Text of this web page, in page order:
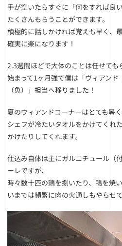
手が空いたらすぐに「何をすれば良
たくさんもらうことができます。
積極的に話しかければ覚えも早く、
確実に楽になります！
2.3週間ほどで大体のことは任せても
始まって1ヶ月強で僕は「ヴィアン
（魚）」担当へ移りました！
夏のヴィアンドコーナーはとても暑
シェフが冷たいタオルをかけてくれ
かけたりしてくれます。
仕込み自体は主にガルニチュール（
ーレですが、
時々数十匹の鶏を捌いたり、鴨を焼
いまでは頻繁に肉の火通しもやらせ